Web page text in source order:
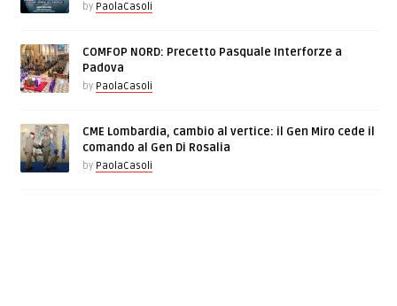
by PaolaCasoli
COMFOP NORD: Precetto Pasquale Interforze a
Padova
by PaolaCasoli
CME Lombardia, cambio al vertice: il Gen Miro cede il
comando al Gen Di Rosalia
by PaolaCasoli